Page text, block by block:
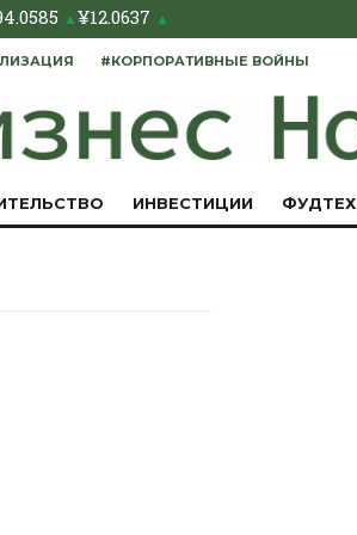
▲¥12.0637 ▲
#КОРПОРАТИВНЫЕ ВОЙНЫ
ИНВЕСТИЦИИ ФУДТЕХ